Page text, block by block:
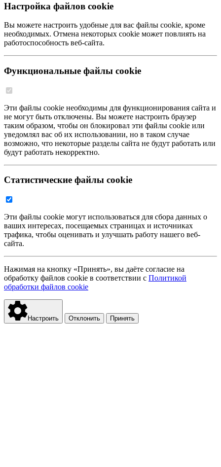
Настройка файлов cookie
Вы можете настроить удобные для вас файлы cookie, кроме
необходимых. Отмена некоторых cookie может повлиять на
работоспособность веб-сайта.
Функциональные файлы cookie
Эти файлы cookie необходимы для функционирования сайта и
не могут быть отключены. Вы можете настроить браузер
таким образом, чтобы он блокировал эти файлы cookie или
уведомлял вас об их использовании, но в таком случае
возможно, что некоторые разделы сайта не будут работать или
будут работать некорректно.
Статистические файлы cookie
Эти файлы cookie могут использоваться для сбора данных о
ваших интересах, посещаемых страницах и источниках
трафика, чтобы оценивать и улучшать работу нашего веб-
сайта.
Нажимая на кнопку «Принять», вы даёте согласие на
обработку файлов cookie в соответствии с Политикой
обработки файлов cookie
Настроить Отклонить Принять